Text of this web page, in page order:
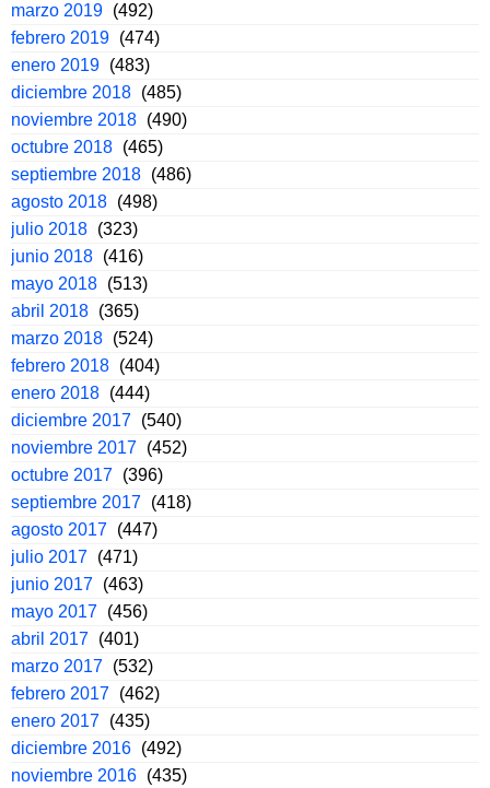
marzo 2019 (492)
febrero 2019 (474)
enero 2019 (483)
diciembre 2018 (485)
noviembre 2018 (490)
octubre 2018 (465)
septiembre 2018 (486)
agosto 2018 (498)
julio 2018 (323)
junio 2018 (416)
mayo 2018 (513)
abril 2018 (365)
marzo 2018 (524)
febrero 2018 (404)
enero 2018 (444)
diciembre 2017 (540)
noviembre 2017 (452)
octubre 2017 (396)
septiembre 2017 (418)
agosto 2017 (447)
julio 2017 (471)
junio 2017 (463)
mayo 2017 (456)
abril 2017 (401)
marzo 2017 (532)
febrero 2017 (462)
enero 2017 (435)
diciembre 2016 (492)
noviembre 2016 (435)